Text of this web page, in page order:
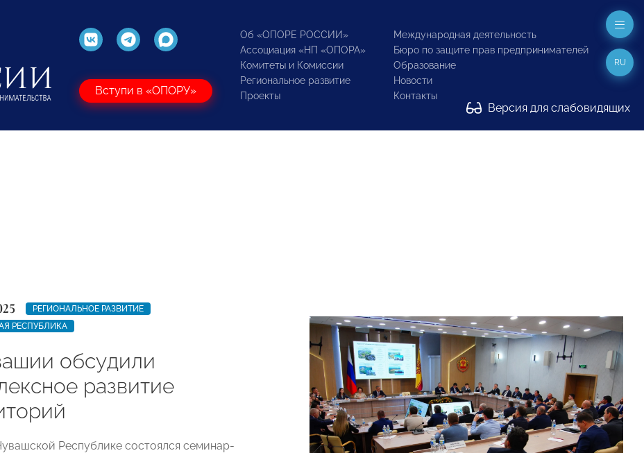
Вступи в «ОПОРУ»
Об «ОПОРЕ РОССИИ»
Ассоциация «НП «ОПОРА»
Комитеты и Комиссии
Региональное развитие
Проекты
Международная деятельность
Бюро по защите прав предпринимателей
Образование
Новости
Контакты
Версия для слабовидящих
RU
РЕГИОНАЛЬНОЕ РАЗВИТИЕ
РЕСПУБЛИКА
обсудили
развитие
Республике состоялся семинар-